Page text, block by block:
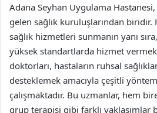
Adana Seyhan Uygulama Hastanesi,
gelen sağlık kuruluşlarından biridir.
sağlık hizmetleri sunmanın yanı
yüksek standartlarda hizmet
doktorları, hastaların ruhsal
desteklemek amacıyla çeşitli
çalışmaktadır. Bu uzmanlar, hem
grup terapisi gibi farklı yaklaşımlar